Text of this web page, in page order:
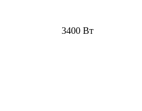
3400 Вт